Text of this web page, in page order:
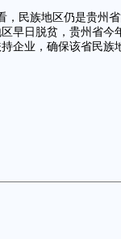
，民族地区仍是贵州
早日脱贫，贵州省今
企业，确保该省民族